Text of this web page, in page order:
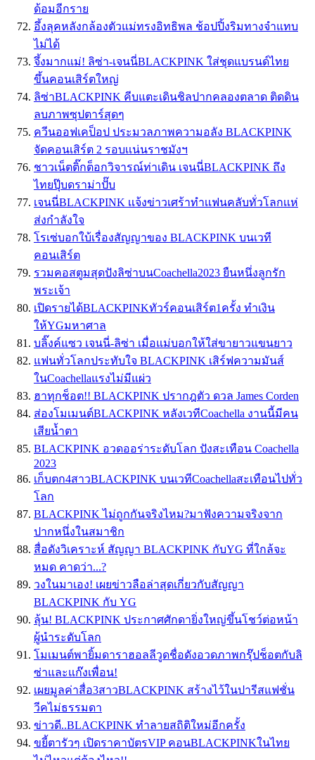
ด้อมอีกราย
อึ้งลุคหลังกล้องตัวแม่ทรงอิทธิพล ช้อปปิ้งริมทางจำแทบ
ไม่ได้
จึ้งมากแม่! ลิซ่า-เจนนี่BLACKPINK ใส่ชุดแบรนด์ไทย
ขึ้นคอนเสิร์ตใหญ่
ลิซ่าBLACKPINK คีบแตะเดินชิลปากคลองตลาด ติดดิน
ลบภาพซุปตาร์สุดๆ
ควีนออฟเคป็อป ประมวลภาพความอลัง BLACKPINK
จัดคอนเสิร์ต 2 รอบเเน่นราชมังฯ
ชาวเน็ตติ๊กต็อกวิจารณ์ท่าเดิน เจนนี่BLACKPINK ถึง
ไทยปุ๊บดราม่าปั๊บ
เจนนี่BLACKPINK เเจ้งข่าวเศร้าทำเเฟนคลับทั่วโลกเเห่
ส่งกำลังใจ
โรเซ่บอกใบ้เรื่องสัญญาของ BLACKPINK บนเวที
คอนเสิร์ต
รวมคอสตูมสุดปังลิซ่าบนCoachella2023 ยืนหนึ่งลูกรัก
พระเจ้า
เปิดรายได้BLACKPINKทัวร์คอนเสิร์ต1ครั้ง ทำเงิน
ให้YGมหาศาล
บลิ๊งค์แซว เจนนี่-ลิซ่า เมื่อแม่บอกให้ใส่ขายาวแขนยาว
แฟนทั่วโลกประทับใจ BLACKPINK เสิร์ฟความมันส์
ในCoachellaแรงไม่มีแผ่ว
ฮาทุกช็อต!! BLACKPINK ปรากฎตัว ดวล James Corden
ส่องโมเมนต์BLACKPINK หลังเวทีCoachella งานนี้มีคน
เสียน้ำตา
BLACKPINK อวดออร่าระดับโลก ปังสะเทือน Coachella
2023⁣
เก็บตก4สาวBLACKPINK บนเวทีCoachellaสะเทือนไปทั่ว
โลก
BLACKPINK ไม่ถูกกันจริงไหม?มาฟังความจริงจาก
ปากหนึ่งในสมาชิก
สื่อดังวิเคราะห์ สัญญา BLACKPINK กับYG ที่ใกล้จะ
หมด คาดว่า...?
วงในมาเอง! เผยข่าวลือล่าสุดเกี่ยวกับสัญญา
BLACKPINK กับ YG
ลุ้น! BLACKPINK ประกาศศักดายิ่งใหญ่ขึ้นโชว์ต่อหน้า
ผู้นำระดับโลก
โมเมนต์พายิ้มดาราฮอลลีวูดชื่อดังอวดภาพกรุ๊ปช็อตกับลิ
ซ่าและแก๊งเพื่อน!
เผยมูลค่าสื่อ3สาวBLACKPINK สร้างไว้ในปารีสแฟชั่น
วีคไม่ธรรมดา
ข่าวดี..BLACKPINK ทำลายสถิติใหม่อีกครั้ง
ขยี้ตารัวๆ เปิดราคาบัตรVIP คอนBLACKPINKในไทย